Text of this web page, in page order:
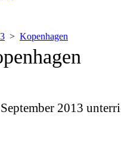
> Kopenhagen
2013